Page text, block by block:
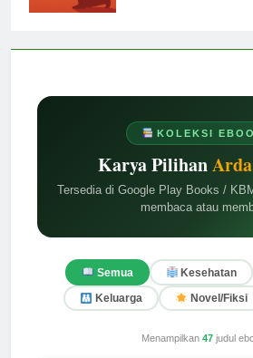
KOLEKSI
Karya Pilihan
Tersedia di Google Play Books /
membaca atau
Semua Kesehatan
Keluarga Novel/Fiksi
Menampilkan 47judul